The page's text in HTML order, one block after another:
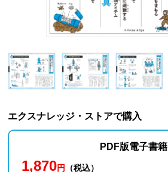
エクスナレッジ・ストアで購入
PDF版電子書籍
1,870円 （税込）